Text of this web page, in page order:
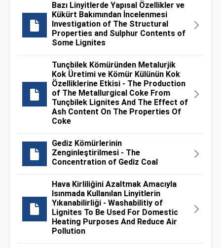
Bazı Linyitlerde Yapısal Özellikler ve
Kükürt Bakımından İncelenmesi
Investigation of The Structural
Properties and Sulphur Contents of
Some Lignites
Tunçbilek Kömüründen Metalurjik
Kok Üretimi ve Kömür Külünün Kok
Özelliklerine Etkisi - The Production
of The Metallurgical Coke From
Tunçbilek Lignites And The Effect of
Ash Content On The Properties Of
Coke
Gediz Kömürlerinin
Zenginleştirilmesi - The
Concentration of Gediz Coal
Hava Kirliliğini Azaltmak Amacıyla
Isınmada Kullanılan Linyitlerin
Yıkanabilirliği - Washabilitiy of
Lignites To Be Used For Domestic
Heating Purposes And Reduce Air
Pollution